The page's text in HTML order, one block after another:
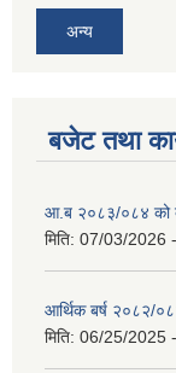
अन्य
बजेट तथा
आ.ब २०८३/०८४ को
मिति: 07/03/2026
आर्थिक बर्ष २०८२/
मिति: 06/25/2025